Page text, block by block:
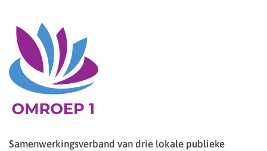
Samenwerkingsverband van drie lokale publieke